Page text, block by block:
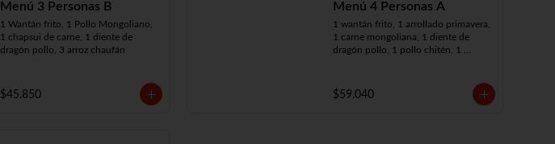
Menú 3 Personas B
1 Wantán frito, 1 Pollo Mongoliano,
1 chapsui de carne, 1 diente de
dragón pollo, 3 arroz chaufán
$45.850
Menú 4 Personas A
1 wantán frito, 1 arrollado primavera,
1 carne mongoliana, 1 diente de
dragón pollo, 1 pollo chitén, 1
$59.040